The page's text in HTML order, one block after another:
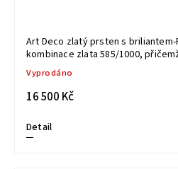
Art Deco zlatý prsten s
kombinace zlata 585/1000,
zlata 800/1000 s jemným podílem
Vyprodáno
16 500 Kč
Detail